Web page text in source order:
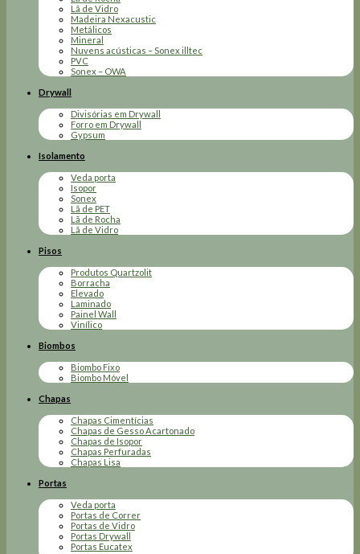
Lã de Vidro
Madeira Nexacustic
Metálicos
Mineral
Nuvens acústicas – Sonex illtec
PVC
Sonex – OWA
Drywall
Divisórias em Drywall
Forro em Drywall
Gypsum
Isolamento
Veda porta
Isopor
Sonex
Lã de PET
Lã de Rocha
Lã de Vidro
Pisos
Produtos Quartzolit
Borracha
Elevado
Laminado
Painel Wall
Vinílico
Biombos
Biombo Fixo
Biombo Móvel
Chapas
Chapas Cimentícias
Chapas de Gesso Acartonado
Chapas de Isopor
Chapas Perfuradas
Chapas Lisa
Portas
Veda porta
Portas de Correr
Portas de Vidro
Portas Drywall
Portas Eucatex